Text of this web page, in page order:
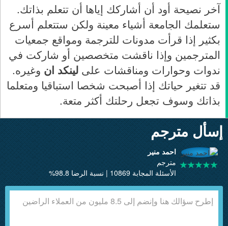
آخر نصيحة أود أن أشاركك إياها أن تتعلم بذاتك.
ستعلمك الجامعة أشياء معينة ولكن ستتعلم أسرع
بكثير إذا قرأت مدونات للترجمة ومواقع جمعيات
المترجمين وإذا ناقشت متخصصين أو شاركت في
ندوات وحوارات ومناقشات على لينكد ان وغيره.
قد تتغير حياتك إذا أصبحت شخصا استباقيا ومتعلما
بذاتك وسوف تجعل رحلتك أكثر متعة.
إسأل مترجم
احمد منير
مترجم
الأسئلة المجابة 10869 | نسبة الرضا 98.8%